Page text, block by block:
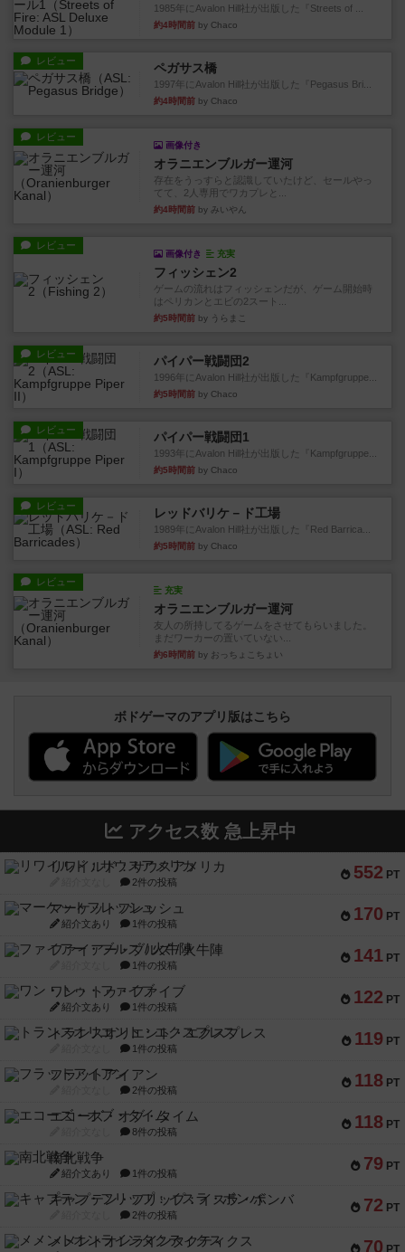
1985年にAvalon Hill社が出版した『Streets of ...
約4時間前 by Chaco
レビュー ペガサス橋
1997年にAvalon Hill社が出版した『Pegasus Bri...
約4時間前 by Chaco
レビュー
画像付き
オラニエンブルガー運河
存在をうっすらと認識していたけど、セールやっ
てて、2人専用でワカプレと...
約4時間前 by みいやん
レビュー
画像付き 充実
フィッシェン2
ゲームの流れはフィッシェンだが、ゲーム開始時
はペリカンとエビの2スート...
約5時間前 by うらまこ
レビュー パイパー戦闘団2
1996年にAvalon Hill社が出版した『Kampfgruppe...
約5時間前 by Chaco
レビュー パイパー戦闘団1
1993年にAvalon Hill社が出版した『Kampfgruppe...
約5時間前 by Chaco
レビュー レッドバリケ－ド工場
1989年にAvalon Hill社が出版した『Red Barrica...
約5時間前 by Chaco
レビュー
充実
オラニエンブルガー運河
友人の所持してるゲームをさせてもらいました。
まだワーカーの置いていない...
約6時間前 by おっちょこちょい
ボドゲーマのアプリ版はこちら
アクセス数 急上昇中
552 PT
リワイルド：サウスアメリカ
2件の投稿
170 PT
マーケットフレッシュ
紹介文あり 1件の投稿
141 PT
ファイアー・ブルズ / 火牛陣
1件の投稿
122 PT
ワン・トゥ・ファイブ
紹介文あり 1件の投稿
119 PT
トランスオリエント・エクスプレス
1件の投稿
118 PT
フラットアイアン
2件の投稿
118 PT
エコーズ・オブ・タイム
8件の投稿
79 PT
南北戦争
紹介文あり 1件の投稿
72 PT
キャプテン・フリップ：イスラ・ボンバ
2件の投稿
70 PT
メメントオンラインタクティクス